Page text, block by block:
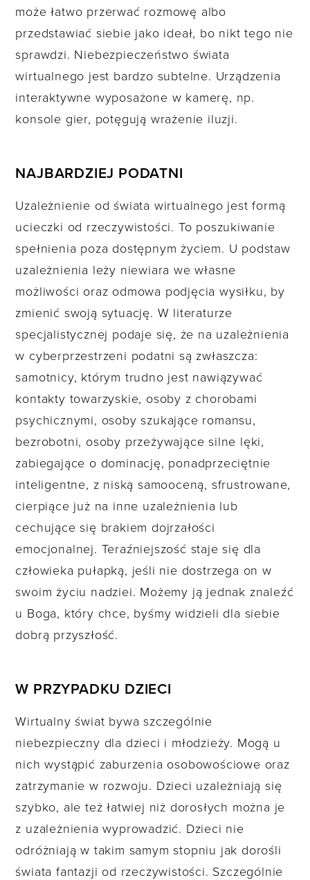
może łatwo przerwać rozmowę albo
przedstawiać siebie jako ideał, bo nikt tego nie
sprawdzi. Niebezpieczeństwo świata
wirtualnego jest bardzo subtelne. Urządzenia
interaktywne wyposażone w kamerę, np.
konsole gier, potęgują wrażenie iluzji.
NAJBARDZIEJ PODATNI
Uzależnienie od świata wirtualnego jest formą
ucieczki od rzeczywistości. To poszukiwanie
spełnienia poza dostępnym życiem. U podstaw
uzależnienia leży niewiara we własne
możliwości oraz odmowa podjęcia wysiłku, by
zmienić swoją sytuację. W literaturze
specjalistycznej podaje się, że na uzależnienia
w cyberprzestrzeni podatni są zwłaszcza:
samotnicy, którym trudno jest nawiązywać
kontakty towarzyskie, osoby z chorobami
psychicznymi, osoby szukające romansu,
bezrobotni, osoby przeżywające silne lęki,
zabiegające o dominację, ponadprzeciętnie
inteligentne, z niską samooceną, sfrustrowane,
cierpiące już na inne uzależnienia lub
cechujące się brakiem dojrzałości
emocjonalnej. Teraźniejszość staje się dla
człowieka pułapką, jeśli nie dostrzega on w
swoim życiu nadziei. Możemy ją jednak znaleźć
u Boga, który chce, byśmy widzieli dla siebie
dobrą przyszłość.
W PRZYPADKU DZIECI
Wirtualny świat bywa szczególnie
niebezpieczny dla dzieci i młodzieży. Mogą u
nich wystąpić zaburzenia osobowościowe oraz
zatrzymanie w rozwoju. Dzieci uzależniają się
szybko, ale też łatwiej niż dorosłych można je
z uzależnienia wyprowadzić. Dzieci nie
odróżniają w takim samym stopniu jak dorośli
świata fantazji od rzeczywistości. Szczególnie